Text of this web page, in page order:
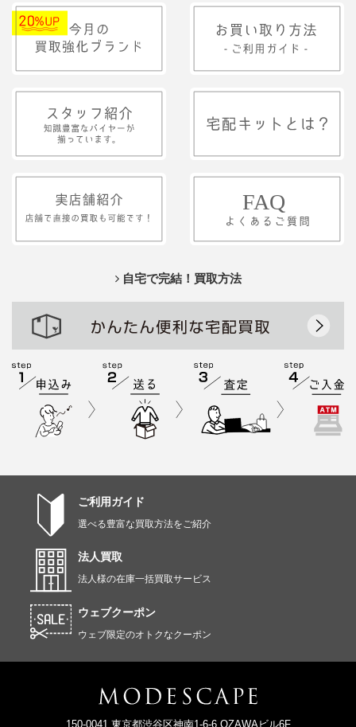
自宅で完結！買取方法
ご利用ガイド
選べる豊富な買取方法をご紹介
法人買取
法人様の在庫一括買取サービス
ウェブクーポン
ウェブ限定のオトクなクーポン
150-0041 東京都渋谷区神南1-6-6 OZAWAビル6F